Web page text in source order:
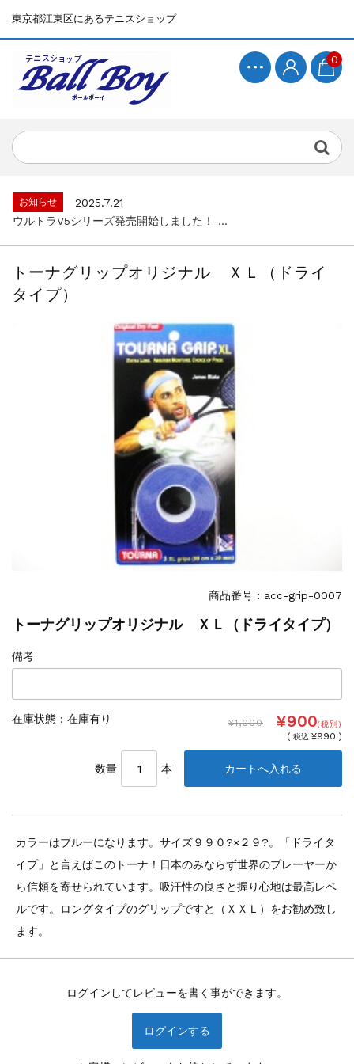
東京都江東区にあるテニスショップ
0
お知らせ
2025.7.15
お知らせ
2025.7.21
ウルトラV5シリーズ発売開始しました！ ...
お知らせ
2025.7.21
ウルトラV5シリーズ発売開始しました！ ...
BallBoyサイト再開！...
トーナグリップオリジナル ＸＬ（ドライ
タイプ）
商品番号：acc-grip-0007
トーナグリップオリジナル ＸＬ（ドライタイプ）
備考
在庫状態 : 在庫有り ¥1,000 ¥900(税別)
(税込 ¥990 )
数量 本
カラーはブルーになります。サイズ９９０?×２９?。「ドライタ
イプ」と言えばこのトーナ！日本のみならず世界のプレーヤーか
ら信頼を寄せられています。吸汗性の良さと握り心地は最高レベ
ルです。ロングタイプのグリップですと（ＸＸＬ）をお勧め致し
ます。
ログインしてレビューを書く事ができます。
ログインする